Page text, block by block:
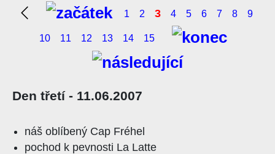
1 2 3 4 5 6 7 8 9
10 11 12 13 14 15
Den třetí - 11.06.2007
náš oblíbený Cap Fréhel
pochod k pevnosti La Latte